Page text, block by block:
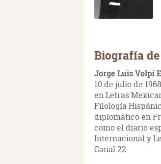
Biografía
Jorge Luis Volpi
10 de julio de
en Letras
Filología
diplomático en
como el diario
Internacional y
Canal 22.